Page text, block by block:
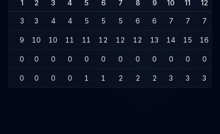
1 2 3 4 5 6 7 8 9 10 11 12
3 3 4 4 5 5 5 6 6 7 7 7
9 10 10 11 11 12 12 12 13 14 15 16
0 0 0 0 0 0 0 0 0 0 0 0
0 0 0 0 1 1 2 2 2 3 3 3